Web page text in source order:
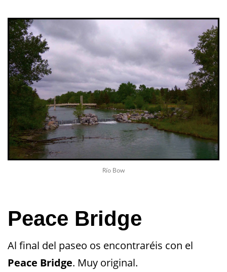
Río Bow
Peace Bridge
Al final del paseo os encontraréis con el
Peace Bridge. Muy original.